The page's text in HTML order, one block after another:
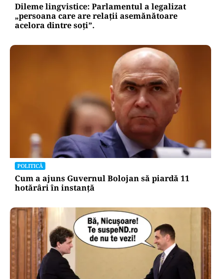
Dileme lingvistice: Parlamentul a legalizat
„persoana care are relații asemănătoare
acelora dintre soți”.
POLITICĂ
Cum a ajuns Guvernul Bolojan să piardă 11
hotărâri în instanță